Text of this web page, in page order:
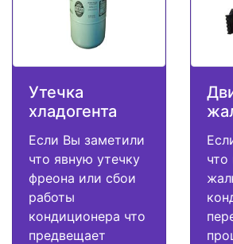
Утечка
хладогента
Если Вы заметили
что явную утечку
фреона или сбои
работы
кондиционера что
предвещает
что